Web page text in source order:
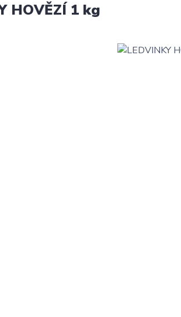
HOVĚZÍ 1 kg